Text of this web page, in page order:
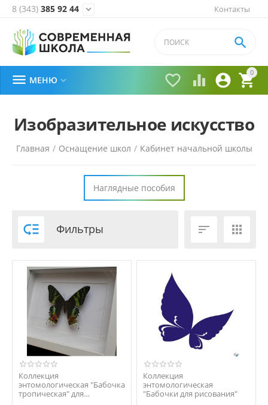
Контакты
8 (343) 385 92 44 
0


 

 МЕНЮ 
Изобразительное искусство
Главная / Оснащение школ / Кабинет начальной школы
Наглядные пособия
 Фильтры  
Коллекция
энтомологическая "Бабочка
тропическая" для
Коллекция
энтомологическая
"Бабочки для рисования"